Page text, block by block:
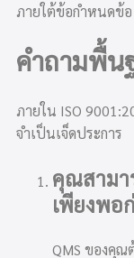
ภายใต้ข้อกำหนดข้อ
คำถามพื้น
ภายใน ISO
จำเป็นเจ็ดประการ
คุณสามา
เพียงพอ
QMS ของคุ